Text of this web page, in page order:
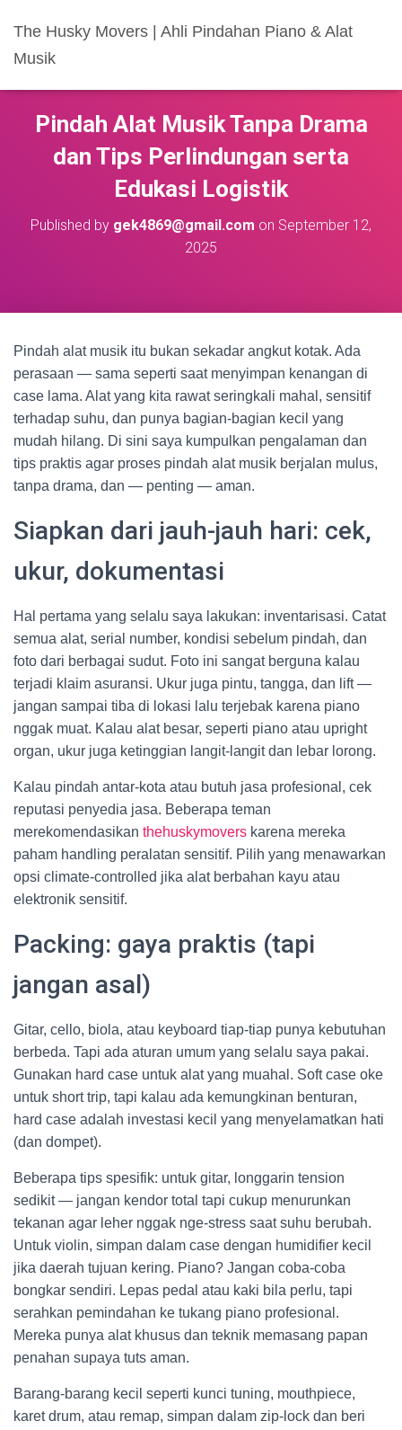
The Husky Movers | Ahli Pindahan Piano & Alat
Musik
Pindah Alat Musik Tanpa Drama
dan Tips Perlindungan serta
Edukasi Logistik
Published by gek4869@gmail.com on September 12,
2025
Pindah alat musik itu bukan sekadar angkut kotak. Ada
perasaan — sama seperti saat menyimpan kenangan di
case lama. Alat yang kita rawat seringkali mahal, sensitif
terhadap suhu, dan punya bagian-bagian kecil yang
mudah hilang. Di sini saya kumpulkan pengalaman dan
tips praktis agar proses pindah alat musik berjalan mulus,
tanpa drama, dan — penting — aman.
Siapkan dari jauh-jauh hari: cek,
ukur, dokumentasi
Hal pertama yang selalu saya lakukan: inventarisasi. Catat
semua alat, serial number, kondisi sebelum pindah, dan
foto dari berbagai sudut. Foto ini sangat berguna kalau
terjadi klaim asuransi. Ukur juga pintu, tangga, dan lift —
jangan sampai tiba di lokasi lalu terjebak karena piano
nggak muat. Kalau alat besar, seperti piano atau upright
organ, ukur juga ketinggian langit-langit dan lebar lorong.
Kalau pindah antar-kota atau butuh jasa profesional, cek
reputasi penyedia jasa. Beberapa teman
merekomendasikan thehuskymovers karena mereka
paham handling peralatan sensitif. Pilih yang menawarkan
opsi climate-controlled jika alat berbahan kayu atau
elektronik sensitif.
Packing: gaya praktis (tapi
jangan asal)
Gitar, cello, biola, atau keyboard tiap-tiap punya kebutuhan
berbeda. Tapi ada aturan umum yang selalu saya pakai.
Gunakan hard case untuk alat yang muahal. Soft case oke
untuk short trip, tapi kalau ada kemungkinan benturan,
hard case adalah investasi kecil yang menyelamatkan hati
(dan dompet).
Beberapa tips spesifik: untuk gitar, longgarin tension
sedikit — jangan kendor total tapi cukup menurunkan
tekanan agar leher nggak nge-stress saat suhu berubah.
Untuk violin, simpan dalam case dengan humidifier kecil
jika daerah tujuan kering. Piano? Jangan coba-coba
bongkar sendiri. Lepas pedal atau kaki bila perlu, tapi
serahkan pemindahan ke tukang piano profesional.
Mereka punya alat khusus dan teknik memasang papan
penahan supaya tuts aman.
Barang-barang kecil seperti kunci tuning, mouthpiece,
karet drum, atau remap, simpan dalam zip-lock dan beri